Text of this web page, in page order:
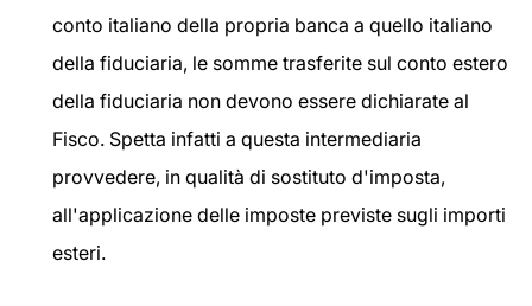
conto italiano della propria banca a quello italiano
della fiduciaria, le somme trasferite sul conto estero
della fiduciaria non devono essere dichiarate al
Fisco. Spetta infatti a questa intermediaria
provvedere, in qualità di sostituto d'imposta,
all'applicazione delle imposte previste sugli importi
esteri.